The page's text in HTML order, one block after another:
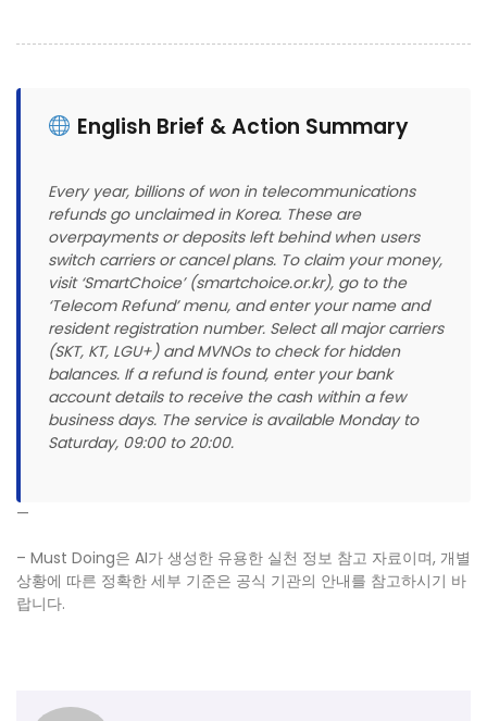
English Brief & Action Summary
Every year, billions of won in telecommunications
refunds go unclaimed in Korea. These are
overpayments or deposits left behind when users
switch carriers or cancel plans. To claim your money,
visit ‘SmartChoice’ (smartchoice.or.kr), go to the
‘Telecom Refund’ menu, and enter your name and
resident registration number. Select all major carriers
(SKT, KT, LGU+) and MVNOs to check for hidden
balances. If a refund is found, enter your bank
account details to receive the cash within a few
business days. The service is available Monday to
Saturday, 09:00 to 20:00.
—
– Must Doing은 AI가 생성한 유용한 실천 정보 참고 자료이며, 개별
상황에 따른 정확한 세부 기준은 공식 기관의 안내를 참고하시기 바
랍니다.